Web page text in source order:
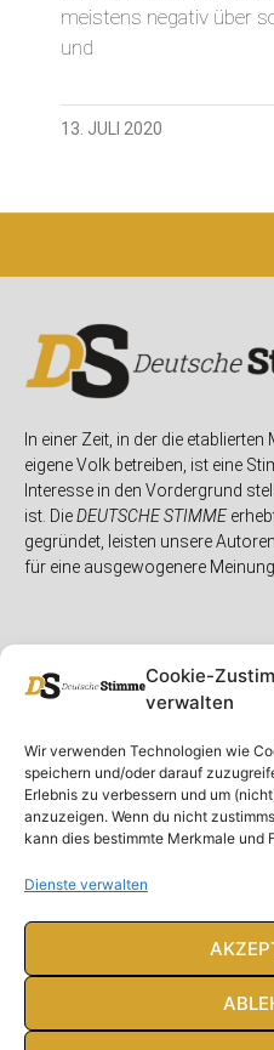
Cookie-
verwalten
Wir verwenden Technologien wie
speichern und/oder darauf
Erlebnis zu verbessern und um
anzuzeigen. Wenn du nicht
kann dies bestimmte Merkmale und
Dienste verwalten
meistens negativ über
und
13. JULI 2020
In einer Zeit, in der die
eigene Volk betreiben, ist eine
Interesse in den Vordergrund
ist. DieDEUTSCHE STIMME
gegründet, leisten unsere
für eine ausgewogenere
Unser Magazin
Spenden
Ausgaben
Abonnieren
Deutschland
Ausland
Feuilleton